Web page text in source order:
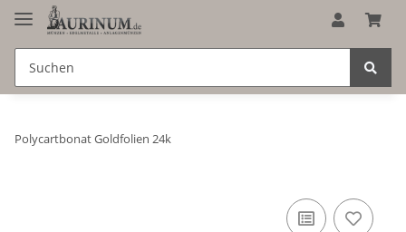
Polycartbonat Goldfolien 24k